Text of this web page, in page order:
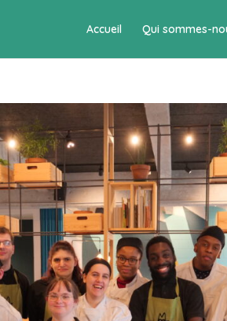
Accueil Qui sommes-